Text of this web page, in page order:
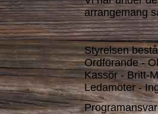
arrangemang
Styrelsen
Ordförande -
Kassör - Britt-
Ledamöter -